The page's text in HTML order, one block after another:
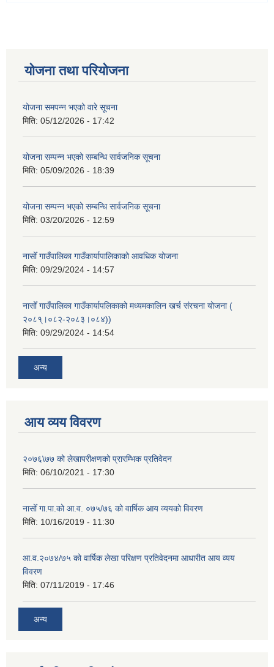
योजना तथा परियोजना
योजना समपन्न भएको वारे सूचना
मिति: 05/12/2026 - 17:42
योजना सम्पन्न भएको सम्बन्धि सार्वजनिक सूचना
मिति: 05/09/2026 - 18:39
योजना सम्पन्न भएको सम्बन्धि सार्वजनिक सूचना
मिति: 03/20/2026 - 12:59
नासोँ गाउँपालिका गाउँकार्यापालिकाको आवधिक योजना
मिति: 09/29/2024 - 14:57
नासोँ गाउँपालिका गाउँकार्यापलिकाको मध्यमकालिन खर्च संरचना योजना (
२०८१्।०८२-२०८३।०८४))
मिति: 09/29/2024 - 14:54
अन्य
आय व्यय विवरण
२०७६\७७ को लेखापरीक्षणको प्रारम्भिक प्रतिवेदन
मिति: 06/10/2021 - 17:30
नासोँ गा.पा.को आ.व. ०७५/७६ को वार्षिक आय व्ययको विवरण
मिति: 10/16/2019 - 11:30
आ.व.२०७४/७५ को वार्षिक लेखा परिक्षण प्रतिवेदनमा आधारीत आय व्यय
विवरण
मिति: 07/11/2019 - 17:46
अन्य